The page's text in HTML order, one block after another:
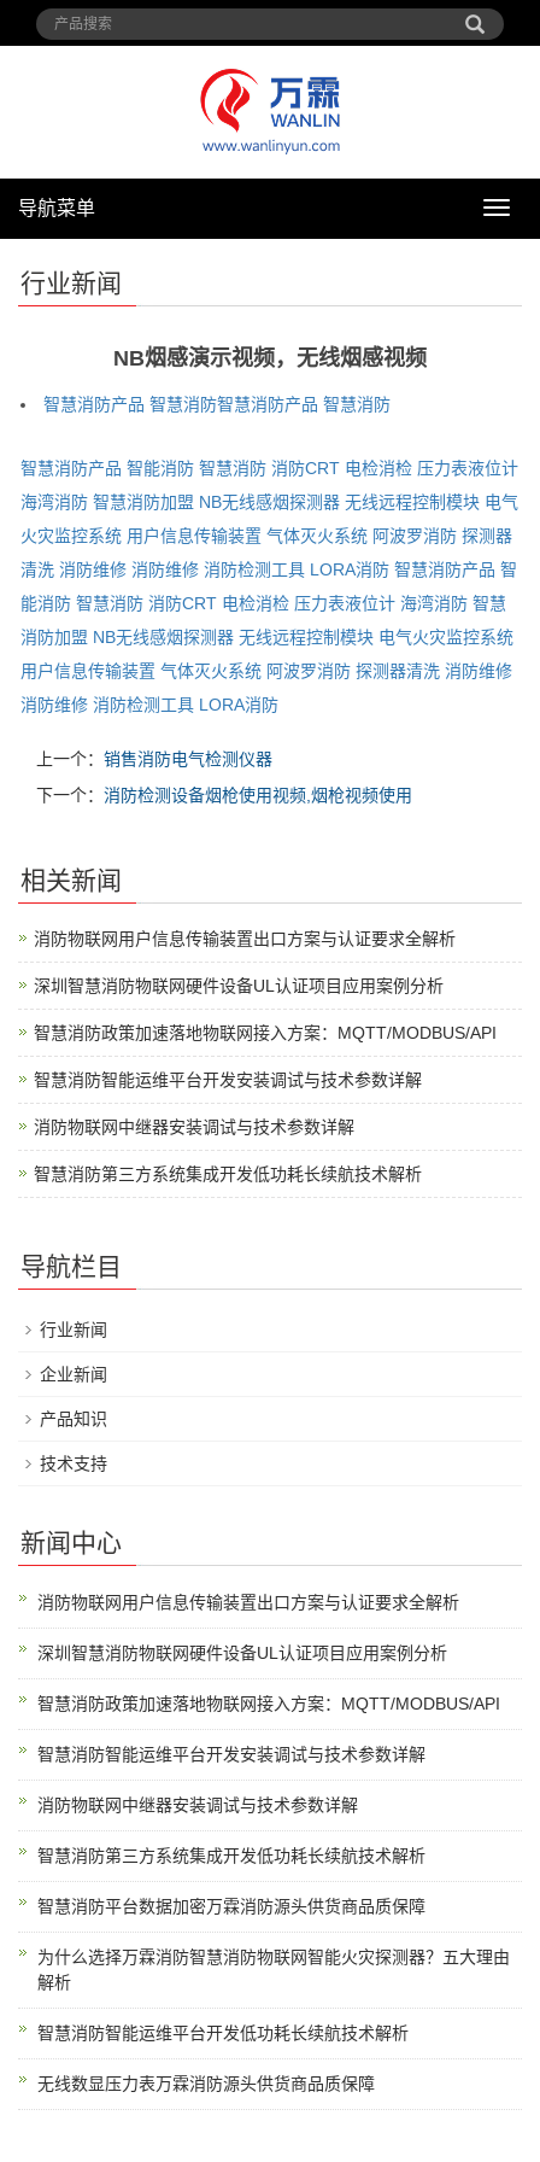
导
导航菜单
行业新闻
NB烟感演示视频，无线烟感视频
智慧消防产品 智慧消防智慧消防产品 智慧消防
智慧消防产品 智能消防 智慧消防 消防CRT 电检消检 压力表液位计
海湾消防 智慧消防加盟 NB无线感烟探测器 无线远程控制模块 电气
火灾监控系统 用户信息传输装置 气体灭火系统 阿波罗消防 探测器
清洗 消防维修 消防维修 消防检测工具 LORA消防 智慧消防产品 智
能消防 智慧消防 消防CRT 电检消检 压力表液位计 海湾消防 智慧
消防加盟 NB无线感烟探测器 无线远程控制模块 电气火灾监控系统
用户信息传输装置 气体灭火系统 阿波罗消防 探测器清洗 消防维修
消防维修 消防检测工具 LORA消防
上一个： 销售消防电气检测仪器
下一个： 消防检测设备烟枪使用视频,烟枪视频使用
相关新闻
消防物联网用户信息传输装置出口方案与认证要求全解析
深圳智慧消防物联网硬件设备UL认证项目应用案例分析
智慧消防政策加速落地物联网接入方案：MQTT/MODBUS/API
智慧消防智能运维平台开发安装调试与技术参数详解
消防物联网中继器安装调试与技术参数详解
智慧消防第三方系统集成开发低功耗长续航技术解析
导航栏目
行业新闻
企业新闻
产品知识
技术支持
新闻中心
消防物联网用户信息传输装置出口方案与认证要求全解析
深圳智慧消防物联网硬件设备UL认证项目应用案例分析
智慧消防政策加速落地物联网接入方案：MQTT/MODBUS/API
智慧消防智能运维平台开发安装调试与技术参数详解
消防物联网中继器安装调试与技术参数详解
智慧消防第三方系统集成开发低功耗长续航技术解析
智慧消防平台数据加密万霖消防源头供货商品质保障
为什么选择万霖消防智慧消防物联网智能火灾探测器？五大理由
解析
智慧消防智能运维平台开发低功耗长续航技术解析
无线数显压力表万霖消防源头供货商品质保障